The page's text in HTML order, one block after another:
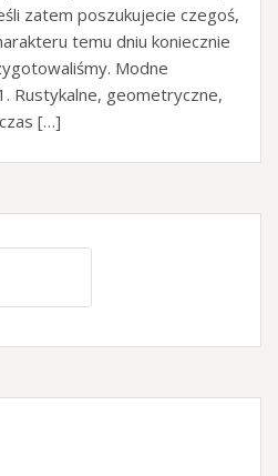
zatem poszukujecie czegoś,
temu dniu koniecznie
Modne
Rustykalne, geometryczne,
[…]